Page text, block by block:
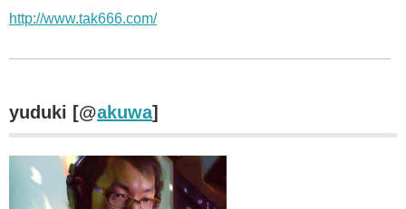
http://www.tak666.com/
yuduki [@akuwa]